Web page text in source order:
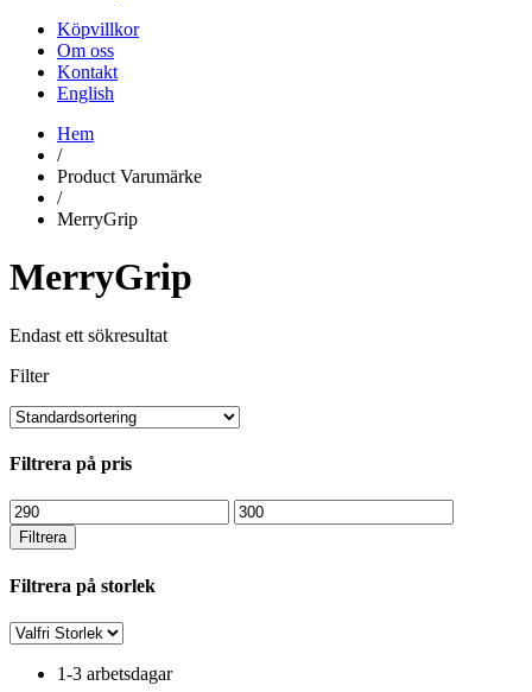
Köpvillkor
Om oss
Kontakt
English
Hem
/
Product Varumärke
/
MerryGrip
MerryGrip
Endast ett sökresultat
Filter
Filtrera på pris
Min
pris
Max
pris
Filtrera
Filtrera på storlek
1-3 arbetsdagar